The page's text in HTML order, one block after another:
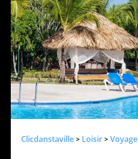
Clicdanstaville> Loisir> Voyage